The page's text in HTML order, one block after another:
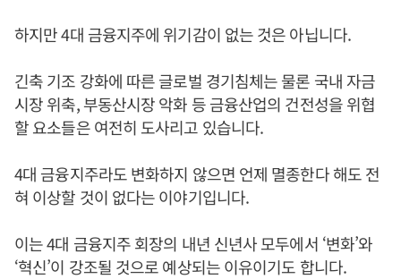
하지만 4대 금융지주에 위기감이 없는 것은 아닙니다.
긴축 기조 강화에 따른 글로벌 경기침체는 물론 국내 자금
시장 위축, 부동산시장 악화 등 금융산업의 건전성을 위협
할 요소들은 여전히 도사리고 있습니다.
4대 금융지주라도 변화하지 않으면 언제 멸종한다 해도 전
혀 이상할 것이 없다는 이야기입니다.
이는 4대 금융지주 회장의 내년 신년사 모두에서 ‘변화’와
‘혁신’이 강조될 것으로 예상되는 이유이기도 합니다.